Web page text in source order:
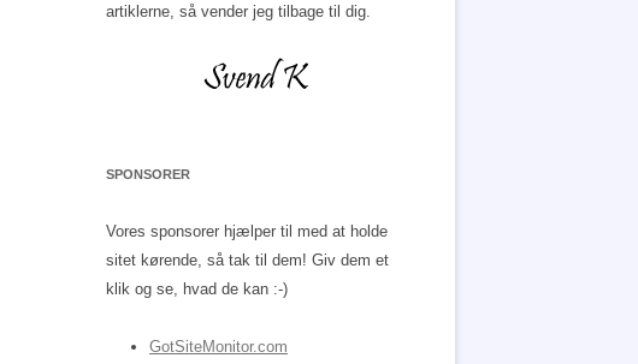
artiklerne, så vender jeg tilbage til dig.
SPONSORER
Vores sponsorer hjælper til med at holde
sitet kørende, så tak til dem! Giv dem et
klik og se, hvad de kan :-)
GotSiteMonitor.com